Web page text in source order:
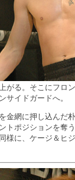
がる。そこにフロ
サイドガードへ。
網に押し込んだ
トポジションを奪
様に、ケージ＆ヒ